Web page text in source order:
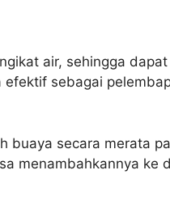
air, sehingga dapat
efektif sebagai
buaya secara merata
menambahkannya ke